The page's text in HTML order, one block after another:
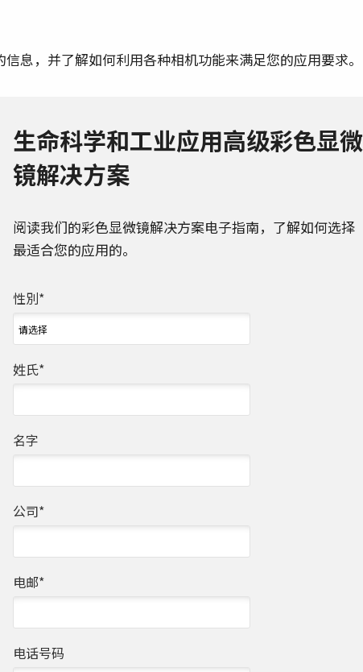
息，并了解如何利用各种相机功能来满足您的应用要求。
生命科学和工业应用高级彩色显微
镜解决方案
阅读我们的彩色显微镜解决方案电子指南，了解如何选择
最适合您的应用的。
性別*
姓氏*
名字
公司*
电邮*
电话号码